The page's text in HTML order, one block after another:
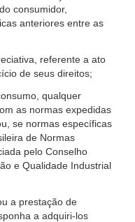
consumidor,
anteriores entre as
referente a ato
de seus direitos;
qualquer
as normas expedidas
se normas específicas
de Normas
pelo Conselho
e Qualidade Industrial
a prestação de
a adquiri-los